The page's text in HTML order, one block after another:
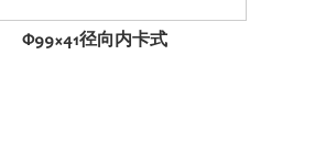
Φ99×41径向内卡式